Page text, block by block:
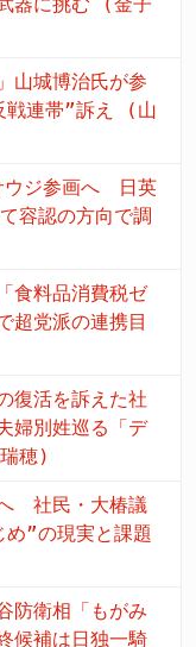
器に挑む (金子
山城博治氏が参
戦連帯”訴え (山
ウジ参画へ 日英
容認の方向で調
食料品消費税ゼ
超党派の連携目
復活を訴えた社
婦別姓巡る「デ
穂)
社民・大椿議
め”の現実と課題
防衛相「もがみ
候補は日独一騎